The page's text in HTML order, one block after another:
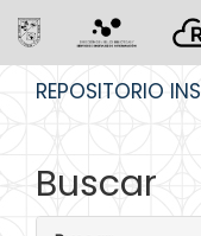
REPOSITORIO
Buscar